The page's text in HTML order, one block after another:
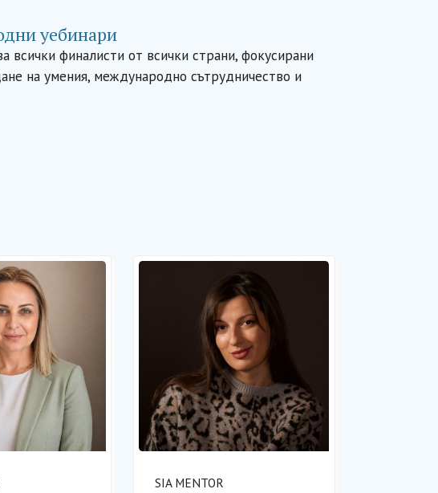
уебинари
всички финалисти от всички страни, фокусирани
на умения, международно сътрудничество и
SIA MENTOR